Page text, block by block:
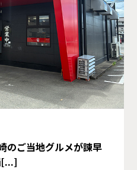
のご当地グルメが諫早
[...]